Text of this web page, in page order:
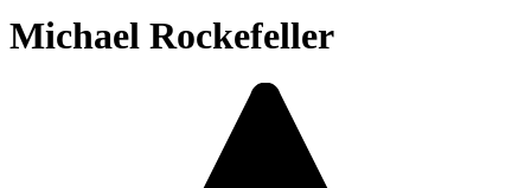
Michael Rockefeller